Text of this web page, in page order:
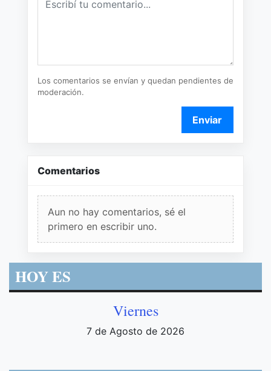
Los comentarios se envían y quedan pendientes de
moderación.
Enviar
Comentarios
Aun no hay comentarios, sé el
primero en escribir uno.
HOY ES
Viernes
7 de Agosto de 2026